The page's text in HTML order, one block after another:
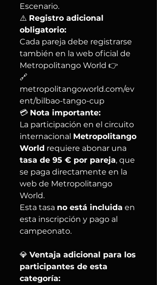
Escenario.
⚠️ Registro adicional
obligatorio:
Cada pareja debe registrarse
también en la web oficial de
Metropolitango World 👉
🔗
metropolitangoworld.com/ev
ent/bilbao-tango-cup
💳 Nota importante:
La participación en el circuito
internacional Metropolitango
World requiere abonar una
tasa de 95 € por pareja, que
se paga directamente en la
web de Metropolitango
World.
Esta tasa no está incluida en
esta inscripción y pago al
campeonato.
💎 Ventaja adicional para los
participantes de esta
categoría: